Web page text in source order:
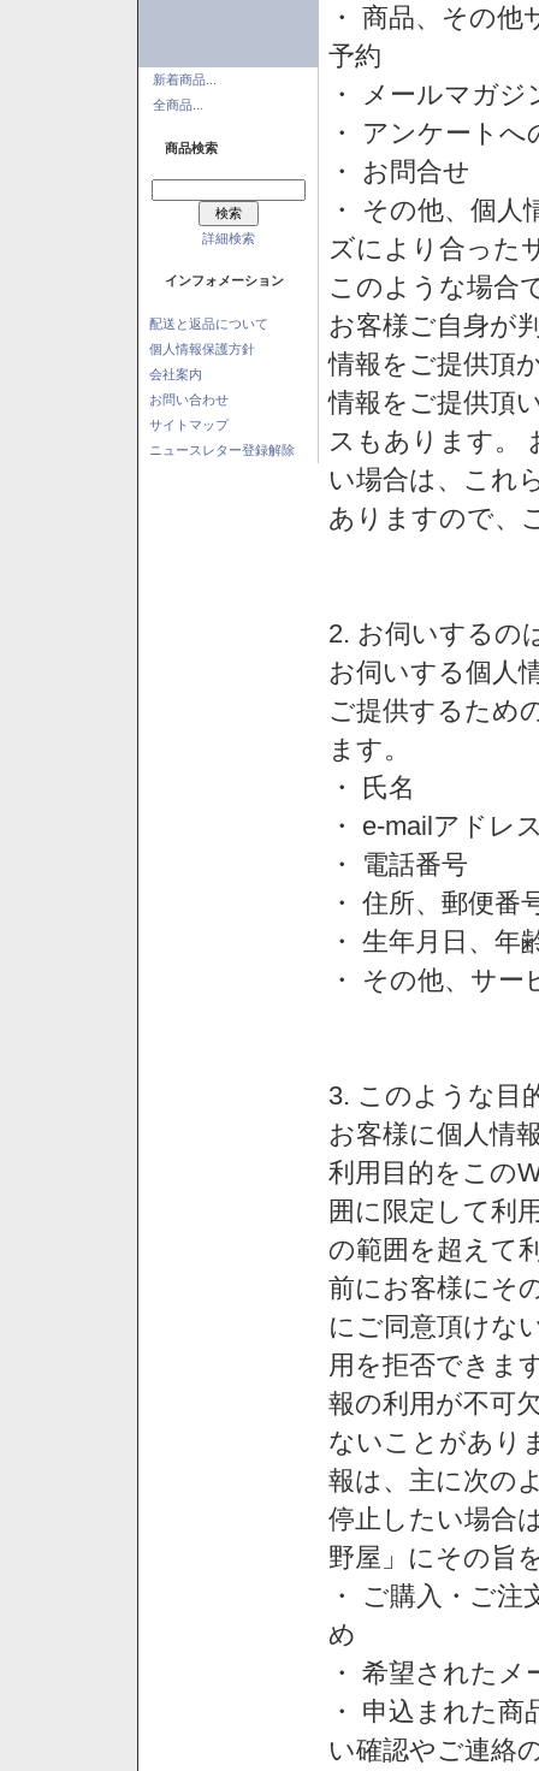
新着商品...
全商品...
商品検索
詳細検索
インフォメーション
配送と返品について
個人情報保護方針
会社案内
お問い合わせ
サイトマップ
ニュースレター登録解除
・ 商品、その
予約
・ メールマガ
・ アンケートへ
・ お問合せ
・ その他、個
ズにより合った
このような場合
お客様ご自身が
情報をご提供頂
情報をご提供頂
スもあります。
い場合は、これ
ありますので、
2. お伺いするの
お伺いする個人
ご提供するため
ます。
・ 氏名
・ e-mailアドレ
・ 電話番号
・ 住所、郵便番
・ 生年月日、年
・ その他、サ
3. このような目
お客様に個人情
利用目的をこの
囲に限定して利
の範囲を超えて
前にお客様にそ
にご同意頂けな
用を拒否できま
報の利用が不可
ないことがあり
報は、主に次の
停止したい場合
野屋」にその旨
・ ご購入・ご
め
・ 希望された
・ 申込まれた
い確認やご連絡